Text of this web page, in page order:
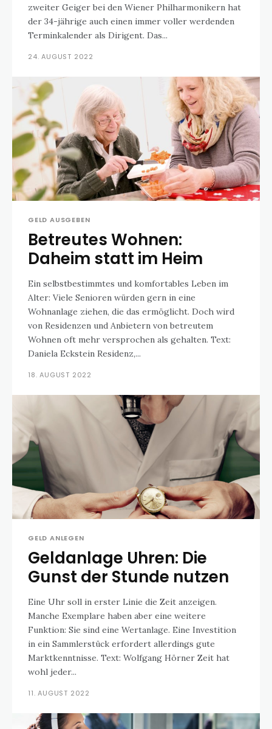
zweiter Geiger bei den Wiener Philharmonikern hat
der 34-jährige auch einen immer voller werdenden
Terminkalender als Dirigent. Das...
24. AUGUST 2022
GELD AUSGEBEN
Betreutes Wohnen:
Daheim statt im Heim
Ein selbstbestimmtes und komfortables Leben im
Alter: Viele Senioren würden gern in eine
Wohnanlage ziehen, die das ermöglicht. Doch wird
von Residenzen und Anbietern von betreutem
Wohnen oft mehr versprochen als gehalten. Text:
Daniela Eckstein Residenz,...
18. AUGUST 2022
GELD ANLEGEN
Geldanlage Uhren: Die
Gunst der Stunde nutzen
Eine Uhr soll in erster Linie die Zeit anzeigen.
Manche Exemplare haben aber eine weitere
Funktion: Sie sind eine Wertanlage. Eine Investition
in ein Sammlerstück erfordert allerdings gute
Marktkenntnisse. Text: Wolfgang Hörner Zeit hat
wohl jeder...
11. AUGUST 2022